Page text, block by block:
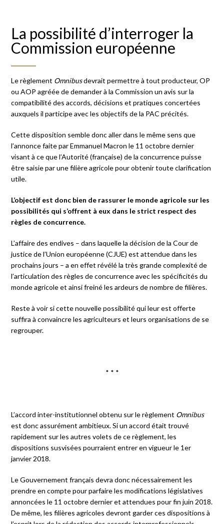
La possibilité d’interroger la
Commission européenne
Le règlement Omnibusdevrait permettre à tout producteur, OP
ou AOP agréée de demander à la Commission un avis sur la
compatibilité des accords, décisions et pratiques concertées
auxquels il participe avec les objectifs de la PAC précités.
Cette disposition semble donc aller dans le même sens que
l’annonce faite par Emmanuel Macron le 11 octobre dernier
visant à ce que l’Autorité (française) de la concurrence puisse
être saisie par une filière agricole pour obtenir toute clarification
utile.
L’objectif est donc bien de rassurer le monde agricole sur les
possibilités qui s’offrent à eux dans le strict respect des
règles de concurrence.
L’affaire des endives – dans laquelle la décision de la Cour de
justice de l’Union européenne (CJUE) est attendue dans les
prochains jours – a en effet révélé la très grande complexité de
l’articulation des règles de concurrence avec les spécificités du
monde agricole et ainsi freiné les ardeurs de nombre de filières.
Reste à voir si cette nouvelle possibilité qui leur est offerte
suffira à convaincre les agriculteurs et leurs organisations de se
regrouper.
* * *
L’accord inter-institutionnel obtenu sur le règlement Omnibus
est donc assurément ambitieux. Si un accord était trouvé
rapidement sur les autres volets de ce règlement, les
dispositions susvisées pourraient entrer en vigueur le 1er
janvier 2018.
Le Gouvernement français devra donc nécessairement les
prendre en compte pour parfaire les modifications législatives
annoncées le 11 octobre dernier et attendues pour fin juin 2018.
De même, les filières agricoles devront garder ces dispositions à